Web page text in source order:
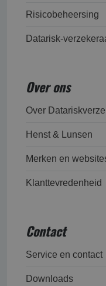
Risicobeheersing
Datarisk-
Over ons
Over
Henst & Lunsen
Merken en
Klanttevredenheid
Contact
Service en contact
Downloads